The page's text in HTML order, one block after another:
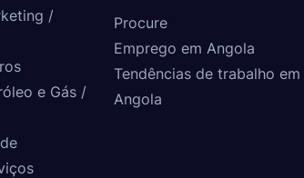
/
e Gás /
Procure
Emprego em Angola
Tendências de trabalho em
Angola